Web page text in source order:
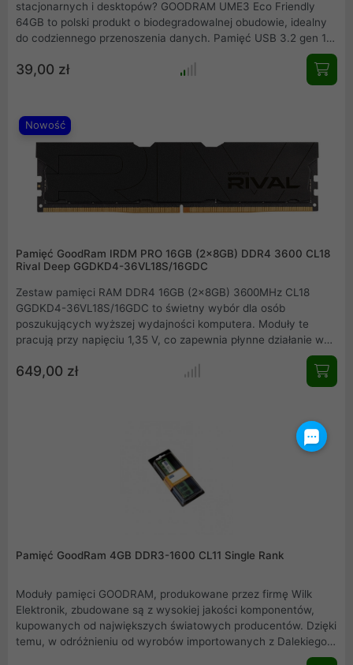
stacjonarnych i desktopów? GOODRAM UME3 Eco Friendly
64GB to polski produkt o biodegradowalnej obudowie, idealny
do codziennego przenoszenia danych. Pamięć USB 3.2 gen 1
oferuje odczyt do 60 MB/s i zapis do 20 MB/s. Kompatybilna z
Windows, MacOS i Linux. Doświadcz wygody i ekologii w
39,00 zł
Nowość
Pamięć GoodRam IRDM PRO 16GB (2x8GB) DDR4 3600 CL18
Rival Deep GGDKD4-36VL18S/16GDC
Zestaw pamięci RAM DDR4 16GB (2x8GB) 3600MHz CL18
GGDKD4-36VL18S/16GDC to świetny wybór dla osób
poszukujących wyższej wydajności komputera. Moduły te
pracują przy napięciu 1,35 V, co zapewnia płynne działanie w
grach oraz wymagających programach. Głęboka, matowa
czerń radiatora nadaje elegancji każdemu wnętrzu obudowy.
649,00 zł
Pamięć GoodRam 4GB DDR3-1600 CL11 Single Rank
Moduły pamięci GOODRAM, produkowane przez firmę Wilk
Elektronik, zbudowane są z wysokiej jakości komponentów,
kupowanych od największych światowych producentów. Dzięki
temu, w odróżnieniu od wyrobów importowanych z Dalekiego
Wschodu cechuje je niezwykle atrakcyjny stosunek jakości do